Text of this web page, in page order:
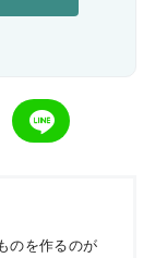
のを作るのが